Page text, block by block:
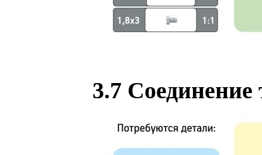
3.7 Соединение